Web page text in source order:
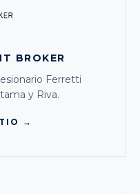
BROKER
Ferretti
y Riva.
→